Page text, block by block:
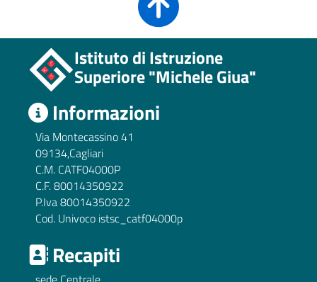
Istituto di Istruzione
Superiore "Michele Giua"
Informazioni
Via Montecassino 41
09134,Cagliari
C.M. CATF04000P
C.F. 80014350922
P.Iva 80014350922
Cod. Univoco istsc_catf04000p
Recapiti